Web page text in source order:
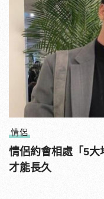
情侶
情侶約會相處「5大
才能長久